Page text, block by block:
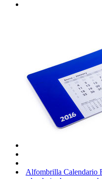
Alfombrilla Calendario